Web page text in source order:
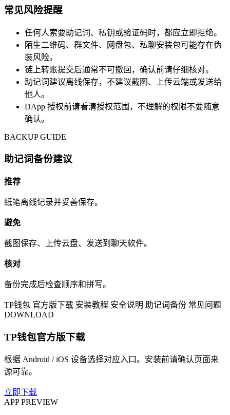
常见风险提醒
任何人索要助记词、私钥或验证码时，都应立即拒绝。
陌生二维码、群文件、网盘包、私聊安装包可能存在伪
装风险。
链上转账提交后通常不可撤回，确认前请仔细核对。
助记词建议离线保存，不建议截图、上传云端或发送给
他人。
DApp 授权前请看清授权范围，不理解的权限不要随意
确认。
BACKUP GUIDE
助记词备份建议
推荐
纸笔离线记录并妥善保存。
避免
截图保存、上传云盘、发送到聊天软件。
核对
备份完成后检查顺序和拼写。
TP钱包 官方版下载 安装教程 安全说明 助记词备份 常见问题
DOWNLOAD
TP钱包官方版下载
根据 Android / iOS 设备选择对应入口。安装前请确认页面来
源可靠。
立即下载
APP PREVIEW